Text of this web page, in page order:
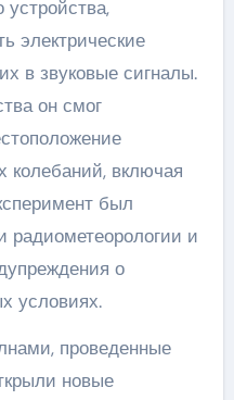
электрические
в звуковые сигналы.
он смог
колебаний, включая
был
и
о
условиях.
проведенные
новые